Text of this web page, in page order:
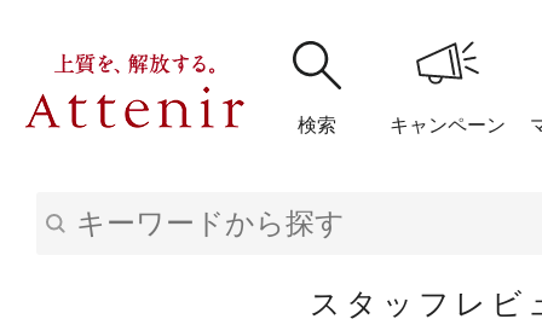
検索 キャンペーン
スタッフレビ